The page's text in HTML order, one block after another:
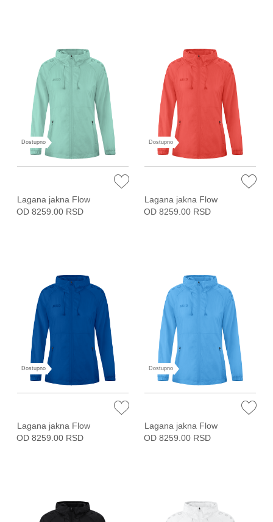
Dostupno
Lagana jakna Flow
OD 8259.00 RSD
Dostupno
Lagana jakna Flow
OD 8259.00 RSD
Dostupno
Lagana jakna Flow
OD 8259.00 RSD
Dostupno
Lagana jakna Flow
OD 8259.00 RSD